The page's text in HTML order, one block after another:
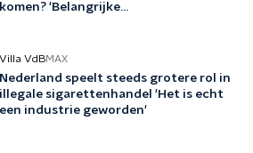
komen? 'Belangrijke
Villa VdBMAX
Nederland speelt steeds grotere rol in
illegale sigarettenhandel 'Het is echt
een industrie geworden'